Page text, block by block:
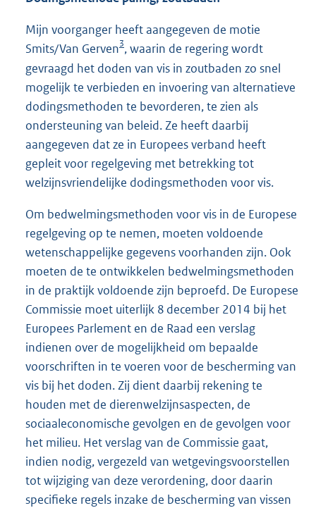
Mijn voorganger heeft aangegeven de motie
Smits/Van Gerven3, waarin de regering wordt
gevraagd het doden van vis in zoutbaden zo snel
mogelijk te verbieden en invoering van alternatieve
dodingsmethoden te bevorderen, te zien als
ondersteuning van beleid. Ze heeft daarbij
aangegeven dat ze in Europees verband heeft
gepleit voor regelgeving met betrekking tot
welzijnsvriendelijke dodingsmethoden voor vis.
Om bedwelmingsmethoden voor vis in de Europese
regelgeving op te nemen, moeten voldoende
wetenschappelijke gegevens voorhanden zijn. Ook
moeten de te ontwikkelen bedwelmingsmethoden
in de praktijk voldoende zijn beproefd. De Europese
Commissie moet uiterlijk 8 december 2014 bij het
Europees Parlement en de Raad een verslag
indienen over de mogelijkheid om bepaalde
voorschriften in te voeren voor de bescherming van
vis bij het doden. Zij dient daarbij rekening te
houden met de dierenwelzijnsaspecten, de
sociaaleconomische gevolgen en de gevolgen voor
het milieu. Het verslag van de Commissie gaat,
indien nodig, vergezeld van wetgevingsvoorstellen
tot wijziging van deze verordening, door daarin
specifieke regels inzake de bescherming van vissen